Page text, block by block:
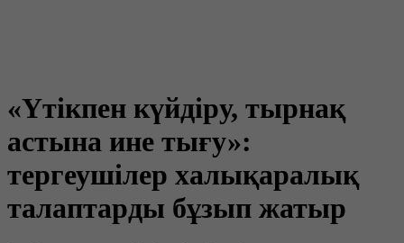
«Үтікпен күйдіру, тырнақ
астына ине тығу»:
тергеушілер халықаралық
талаптарды бұзып жатыр